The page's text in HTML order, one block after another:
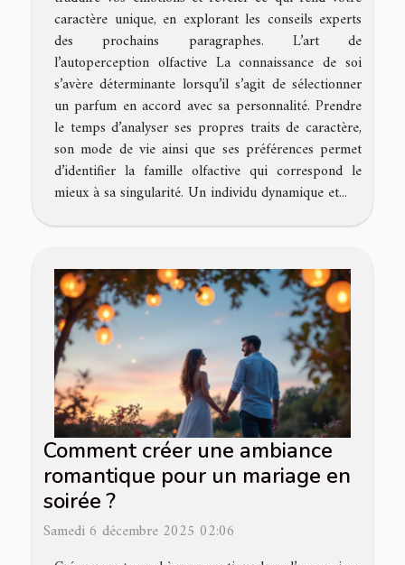
caractère unique, en explorant les conseils experts
des prochains paragraphes. L’art de
l’autoperception olfactive La connaissance de soi
s’avère déterminante lorsqu’il s’agit de sélectionner
un parfum en accord avec sa personnalité. Prendre
le temps d’analyser ses propres traits de caractère,
son mode de vie ainsi que ses préférences permet
d’identifier la famille olfactive qui correspond le
mieux à sa singularité. Un individu dynamique et...
Comment créer une ambiance
romantique pour un mariage en
soirée ?
Samedi 6 décembre 2025 02:06